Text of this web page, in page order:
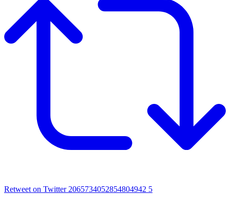
Retweet on Twitter 2065734052854804942 5